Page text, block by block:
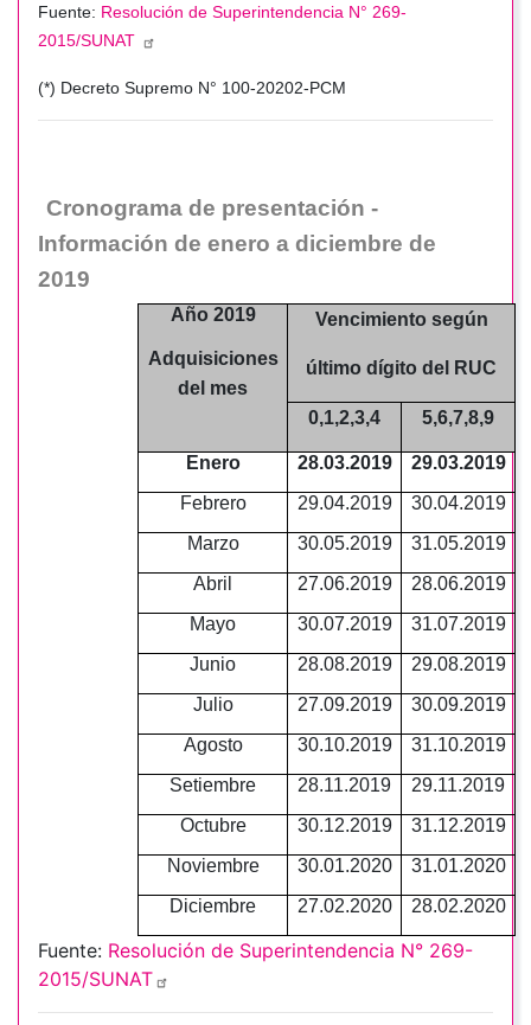
Fuente: Resolución de Superintendencia N° 269-
2015/SUNAT
(*) Decreto Supremo N° 100-20202-PCM
Cronograma de presentación -
Información de enero a diciembre de
2019
Año 2019
Adquisiciones
del mes
Vencimiento según
último dígito del RUC
0,1,2,3,4 5,6,7,8,9
Enero 28.03.2019
29.03.2019
Febrero
29.04.2019
30.04.2019
Marzo
30.05.2019
31.05.2019
Abril
27.06.2019
28.06.2019
Mayo
30.07.2019
31.07.2019
Junio
28.08.2019
29.08.2019
Julio
27.09.2019
30.09.2019
Agosto
30.10.2019
31.10.2019
Setiembre
28.11.2019
29.11.2019
Octubre
30.12.2019
31.12.2019
Noviembre
30.01.2020
31.01.2020
Diciembre
27.02.2020 28.02.2020
Fuente: Resolución de Superintendencia N° 269-
2015/SUNAT